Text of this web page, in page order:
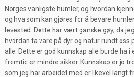
Norges vanligste humler, og hvordan
og hva som kan gjøres for å bevare
levested. Dette har vært ganske gøy, da
hvordan ta vare på dyr og natur rundt oss
alle. Dette er god kunnskap alle burde ha i
fremtid er mindre sikker. Kunnskap er jo
som jeg har arbeidet med er likevel langt